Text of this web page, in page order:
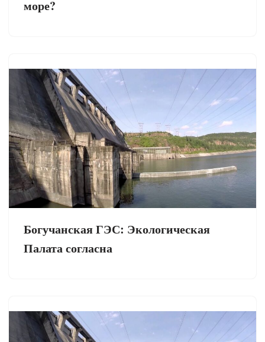
море?
Богучанская ГЭС: Экологическая
Палата согласна